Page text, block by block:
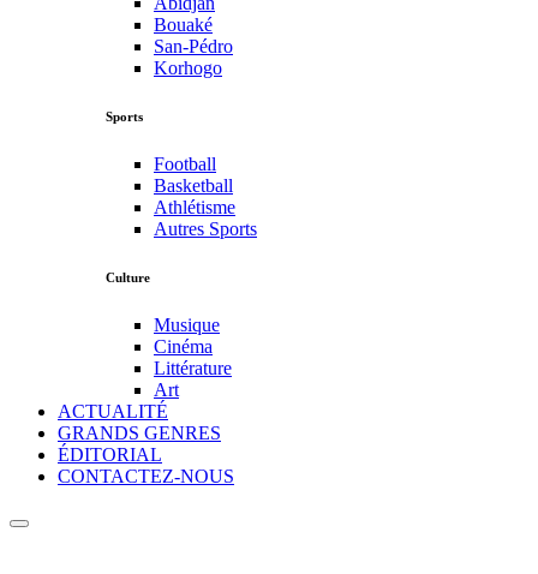
Bouaké
San-Pédro
Korhogo
Sports
Football
Basketball
Athlétisme
Autres Sports
Culture
Musique
Cinéma
Littérature
Art
ACTUALITÉ
GRANDS GENRES
ÉDITORIAL
CONTACTEZ-NOUS